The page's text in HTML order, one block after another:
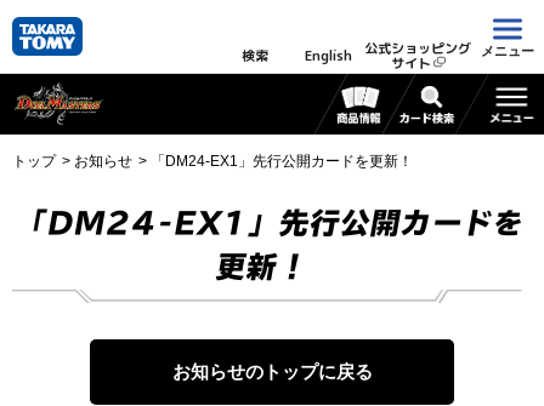
検索 English 公式ショッピング
サイト
メニュー
トップ お知らせ 「DM24-EX1」先行公開カードを更新！
「DM24-EX1」先行公開カードを
更新！
お知らせのトップに戻る